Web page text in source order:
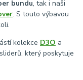
bundu, tak i naši
. S touto výbavou
kolekce D3O a
který poskytuje